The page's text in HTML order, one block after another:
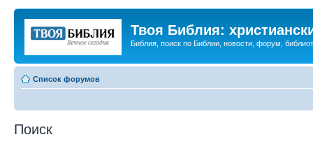
Твоя Библия:
Библия, поиск по Библии, новости, форум,
Список форумов
Поиск